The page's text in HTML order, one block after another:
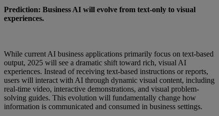
Prediction: Business AI will evolve from text-only to visual
experiences.
While current AI business applications primarily focus on text-based
output, 2025 will see a dramatic shift toward rich, visual AI
experiences. Instead of receiving text-based instructions or reports,
users will interact with AI through dynamic visual content, including
real-time video, interactive demonstrations, and visual problem-
solving guides. This evolution will fundamentally change how
information is communicated and consumed in business settings.